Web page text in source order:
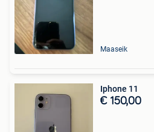
Maaseik
Iphone 11
€ 150,00